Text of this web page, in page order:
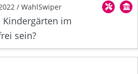
/ WahlSwiper
Kindergärten im
sein?